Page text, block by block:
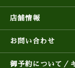
店舗情報
お問い合わせ
御予約について／